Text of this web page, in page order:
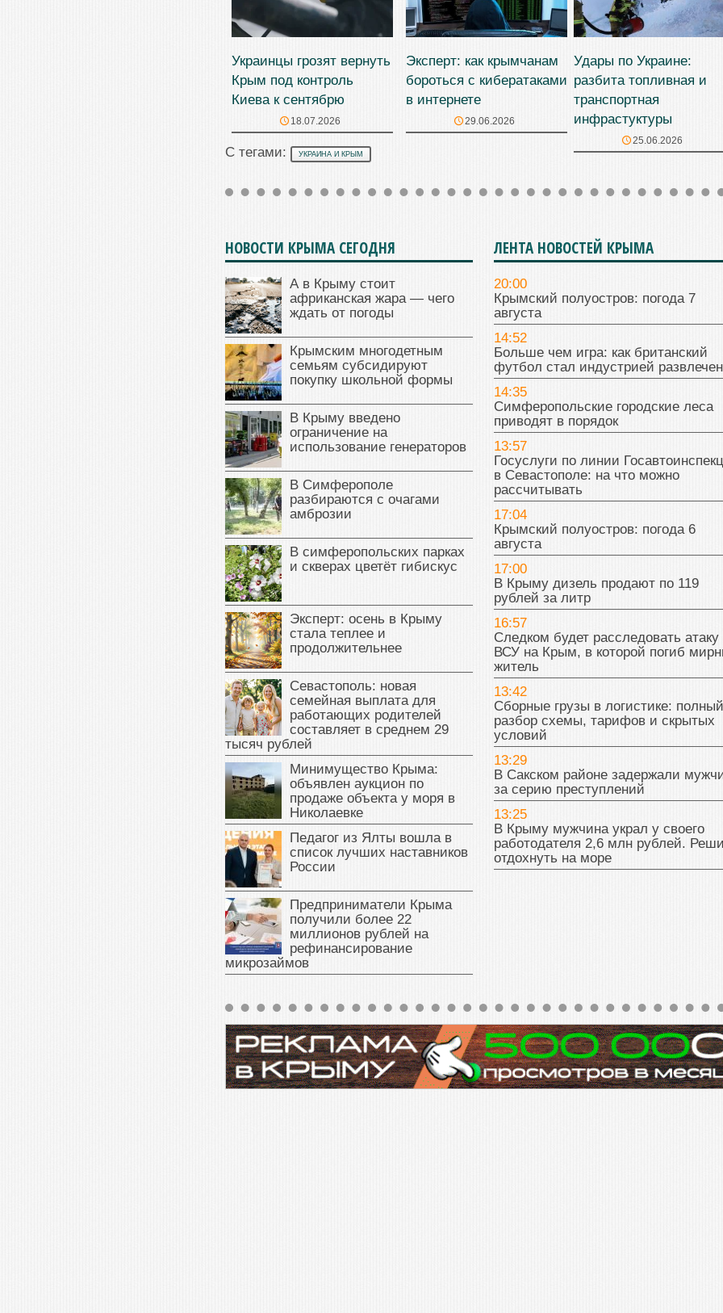
Украинцы грозят вернуть
Крым под контроль
Киева к сентябрю
18.07.2026
Эксперт: как крымчанам
бороться с кибератаками
в интернете
29.06.2026
Удары по Украине:
разбита топливная и
транспортная
инфрастуктуры
25.06.2026
С тегами: УКРАИНА И КРЫМ
НОВОСТИ КРЫМА СЕГОДНЯ
А в Крыму стоит
африканская жара — чего
ждать от погоды
Крымским многодетным
семьям субсидируют
покупку школьной формы
В Крыму введено
ограничение на
использование генераторов
В Симферополе
разбираются с очагами
амброзии
В симферопольских парках
и скверах цветёт гибискус
Эксперт: осень в Крыму
стала теплее и
продолжительнее
Севастополь: новая
семейная выплата для
работающих родителей
составляет в среднем 29
тысяч рублей
Минимущество Крыма:
объявлен аукцион по
продаже объекта у моря в
Николаевке
Педагог из Ялты вошла в
список лучших наставников
России
Предприниматели Крыма
получили более 22
миллионов рублей на
рефинансирование
микрозаймов
ЛЕНТА НОВОСТЕЙ КРЫМА
20:00
Крымский полуостров: погода 7
августа
14:52
Больше чем игра: как британский
футбол стал индустрией
14:35
Симферопольские городские леса
приводят в порядок
13:57
Госуслуги по линии
в Севастополе: на что можно
рассчитывать
17:04
Крымский полуостров: погода 6
августа
17:00
В Крыму дизель продают по 119
рублей за литр
16:57
Следком будет расследовать атаку
ВСУ на Крым, в которой погиб
житель
13:42
Сборные грузы в логистике: полный
разбор схемы, тарифов и скрытых
условий
13:29
В Сакском районе задержали
за серию преступлений
13:25
В Крыму мужчина украл у своего
работодателя 2,6 млн рублей.
отдохнуть на море